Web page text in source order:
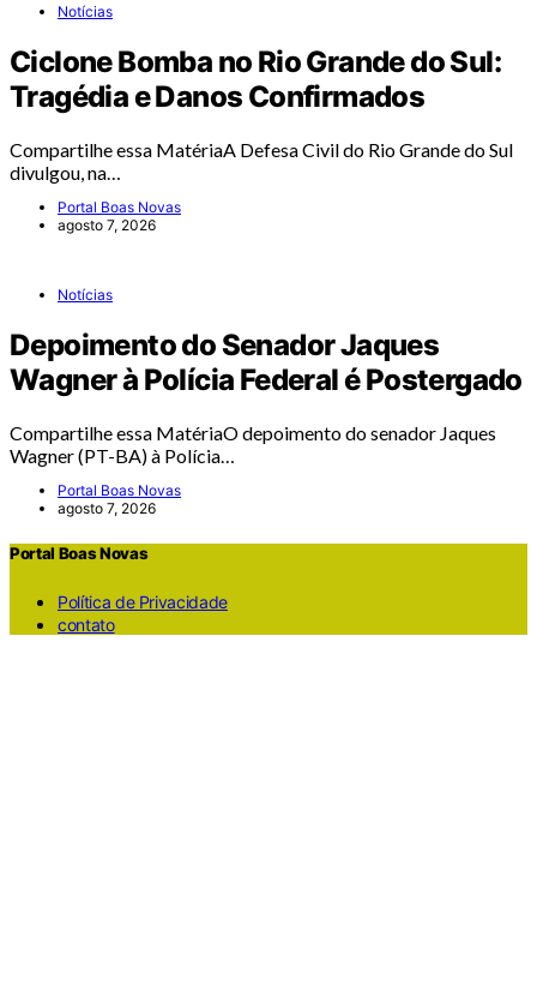
Notícias
Ciclone Bomba no Rio Grande do Sul:
Tragédia e Danos Confirmados
Compartilhe essa MatériaA Defesa Civil do Rio Grande do Sul
divulgou, na…
Portal Boas Novas
agosto 7, 2026
Notícias
Depoimento do Senador Jaques
Wagner à Polícia Federal é Postergado
Compartilhe essa MatériaO depoimento do senador Jaques
Wagner (PT-BA) à Polícia…
Portal Boas Novas
agosto 7, 2026
Portal Boas Novas
Política de Privacidade
contato